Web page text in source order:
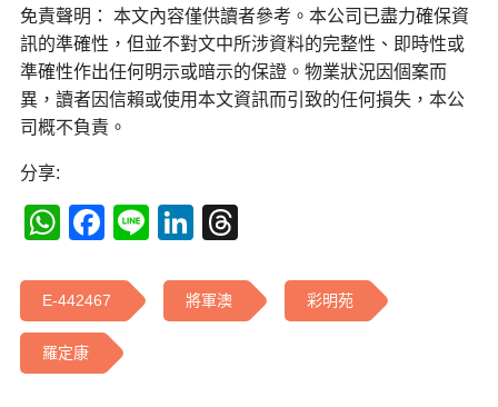
免責聲明： 本文內容僅供讀者參考。本公司已盡力確保資
訊的準確性，但並不對文中所涉資料的完整性、即時性或
準確性作出任何明示或暗示的保證。物業狀況因個案而
異，讀者因信賴或使用本文資訊而引致的任何損失，本公
司概不負責。
分享:
WhatsApp
Facebook
LineLinkedIn
E-442467 將軍澳 彩明苑
羅定康